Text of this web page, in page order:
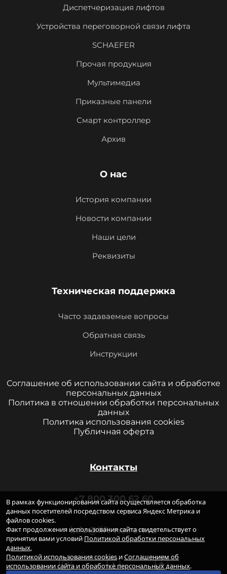
Диспетчеризация лифтов
Устройства переговорной связи лифта
SCHAEFER
Прочая продукция
Мультимедиа
Приказные панели
Смарт контроллер
Архив
О нас
История компании
Новости компании
Наши цели
Реквизиты
Техническая поддержка
Часто задаваемые вопросы
Обратная связь
Инструкции
Соглашение об использовании сайта и обработке
персональных данных
Политика в отношении обработки персональных
данных
Политика использования cookies
Публичная оферта
Контакты
+7 800 300 62 60
info@lift-neiron.ru
В рамках функционирования сайта осуществляется обработка
данных посетителей посредством сервиса Яндекс Метрика и
файлов cookies.
Факт продолжения использования сайта свидетельствует о
принятии вами условий Политикой обработки персональных
данных,
Политикой использования cookiesиСоглашением об
использовании сайта и обработке персональных данных.